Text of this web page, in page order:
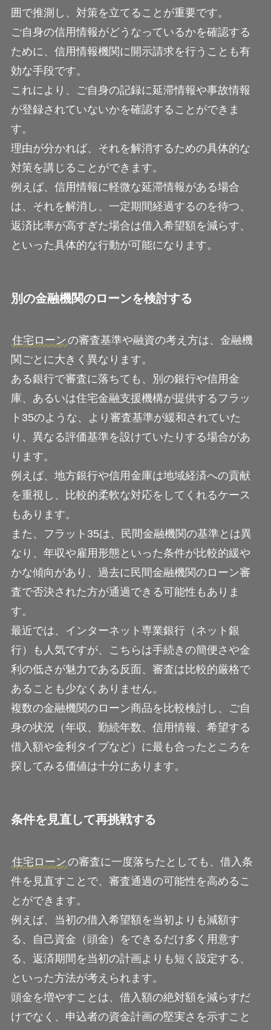
囲で推測し、対策を立てることが重要です。
ご自身の信用情報がどうなっているかを確認する
ために、信用情報機関に開示請求を行うことも有
効な手段です。
これにより、ご自身の記録に延滞情報や事故情報
が登録されていないかを確認することができま
す。
理由が分かれば、それを解消するための具体的な
対策を講じることができます。
例えば、信用情報に軽微な延滞情報がある場合
は、それを解消し、一定期間経過するのを待つ、
返済比率が高すぎた場合は借入希望額を減らす、
といった具体的な行動が可能になります。
別の金融機関のローンを検討する
住宅ローンの審査基準や融資の考え方は、金融機
関ごとに大きく異なります。
ある銀行で審査に落ちても、別の銀行や信用金
庫、あるいは住宅金融支援機構が提供するフラッ
ト35のような、より審査基準が緩和されていた
り、異なる評価基準を設けていたりする場合があ
ります。
例えば、地方銀行や信用金庫は地域経済への貢献
を重視し、比較的柔軟な対応をしてくれるケース
もあります。
また、フラット35は、民間金融機関の基準とは異
なり、年収や雇用形態といった条件が比較的緩や
かな傾向があり、過去に民間金融機関のローン審
査で否決された方が通過できる可能性もありま
す。
最近では、インターネット専業銀行（ネット銀
行）も人気ですが、こちらは手続きの簡便さや金
利の低さが魅力である反面、審査は比較的厳格で
あることも少なくありません。
複数の金融機関のローン商品を比較検討し、ご自
身の状況（年収、勤続年数、信用情報、希望する
借入額や金利タイプなど）に最も合ったところを
探してみる価値は十分にあります。
条件を見直して再挑戦する
住宅ローンの審査に一度落ちたとしても、借入条
件を見直すことで、審査通過の可能性を高めるこ
とができます。
例えば、当初の借入希望額を当初よりも減額す
る、自己資金（頭金）をできるだけ多く用意す
る、返済期間を当初の計画よりも短く設定する、
といった方法が考えられます。
頭金を増やすことは、借入額の絶対額を減らすだ
けでなく、申込者の資金計画の堅実さを示すこと